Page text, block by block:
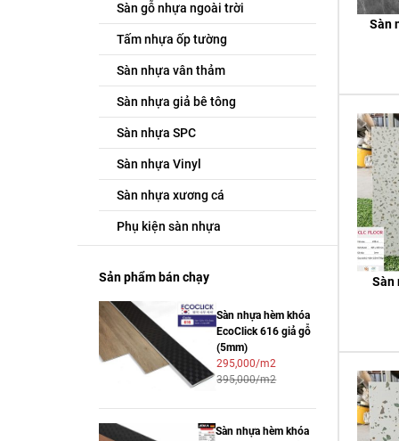
Sàn gỗ nhựa ngoài trời
Tấm nhựa ốp tường
Sàn nhựa vân thảm
Sàn nhựa giả bê tông
Sàn nhựa SPC
Sàn nhựa Vinyl
Sàn nhựa xương cá
Phụ kiện sàn nhựa
Sản phẩm bán chạy
Sàn nhựa hèm khóa
EcoClick 616 giả gỗ
(5mm)
295,000/m2
395,000/m2
Sàn nhựa hèm khóa
Sàn
Sàn